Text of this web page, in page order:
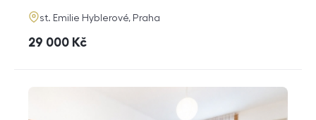
adresa
st. Emilie Hyblerové, Praha
cena
29 000 Kč